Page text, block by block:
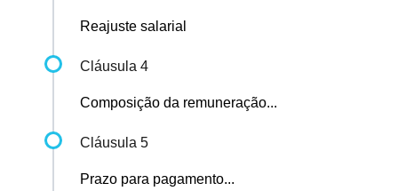
Reajuste salarial
Cláusula 4
Composição da remuneração...
Cláusula 5
Prazo para pagamento...